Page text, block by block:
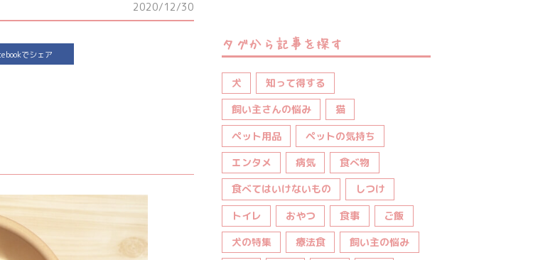
2020/12/30
でシェア
タグから記事を探す
犬
知って得する
飼い主さんの悩み
猫
ペット用品
ペットの気持ち
エンタメ
病気
食べ物
食べてはいけないもの
しつけ
トイレ
おやつ 食事
ご飯
犬の特集
療法食
飼い主の悩み